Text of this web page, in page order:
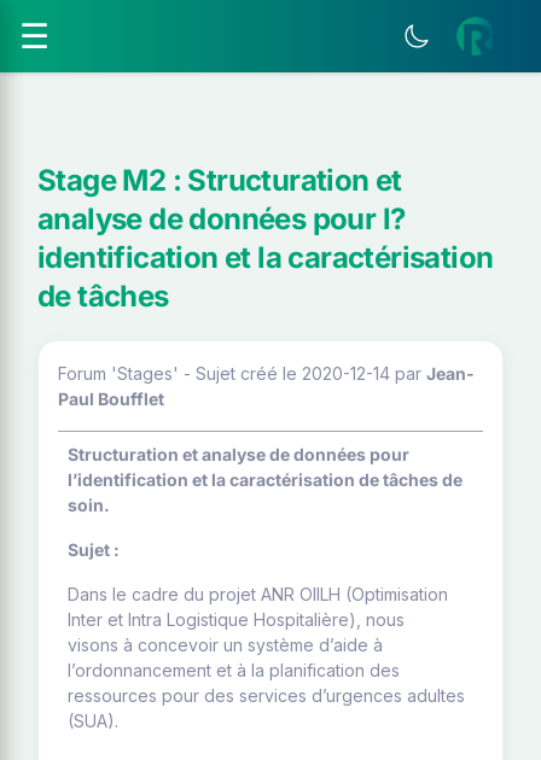
☰
Stage M2 : Structuration et
analyse de données pour l?
identification et la caractérisation
de tâches
Forum 'Stages' - Sujet créé le 2020-12-14 par Jean-
Paul Boufflet
Structuration et analyse de données pour
l’identification et la caractérisation de tâches de
soin.
Sujet :
Dans le cadre du projet ANR OIILH (Optimisation
Inter et Intra Logistique Hospitalière), nous
visons à concevoir un système d’aide à
l’ordonnancement et à la planification des
ressources pour des services d’urgences adultes
(SUA).